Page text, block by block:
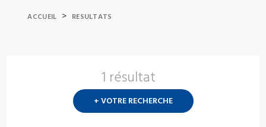
ACCUEIL > RESULTATS
1 résultat
+ VOTRE RECHERCHE